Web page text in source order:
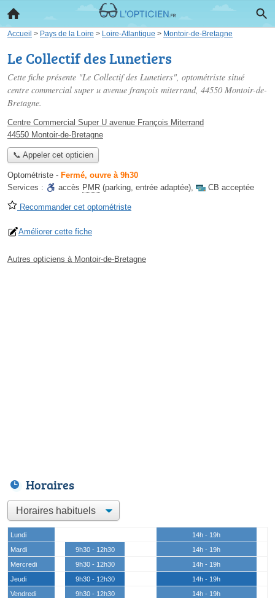
Accueil > Pays de la Loire > Loire-Atlantique > Montoir-de-Bretagne
Le Collectif des Lunetiers
Cette fiche présente "Le Collectif des Lunetiers", optométriste situé
centre commercial super u avenue françois miterrand, 44550 Montoir-de-
Bretagne.
Centre Commercial Super U avenue François Miterrand
44550 Montoir-de-Bretagne
📞 Appeler cet opticien
Optométriste - Fermé, ouvre à 9h30
Services :
accès PMR (parking, entrée adaptée), CB acceptée
Recommander cet optométriste
Améliorer cette fiche
Autres opticiens à Montoir-de-Bretagne
Horaires
Lundi
14h - 19h
Mardi
9h30 - 12h30
14h - 19h
Mercredi
9h30 - 12h30
14h - 19h
Jeudi
9h30 - 12h30
14h - 19h
Vendredi
9h30 - 12h30
14h - 19h